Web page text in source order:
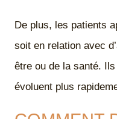
De plus, les patients
soit en relation avec
être ou de la santé.
évoluent plus